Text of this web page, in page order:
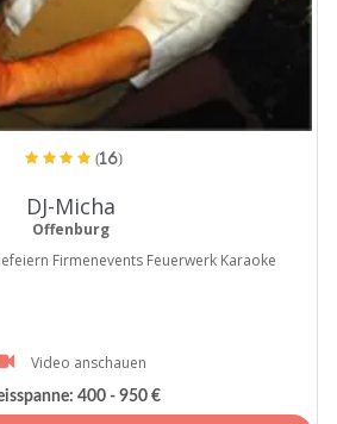
(16)
DJ-Micha
Offenburg
Firmenevents Feuerwerk Karaoke
Video anschauen
400 - 950 €